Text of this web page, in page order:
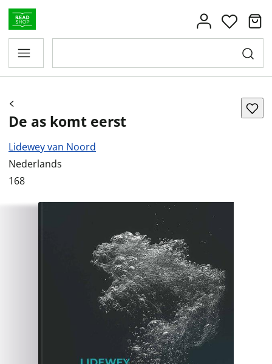
De as komt eerst
Lidewey van Noord
Nederlands
168